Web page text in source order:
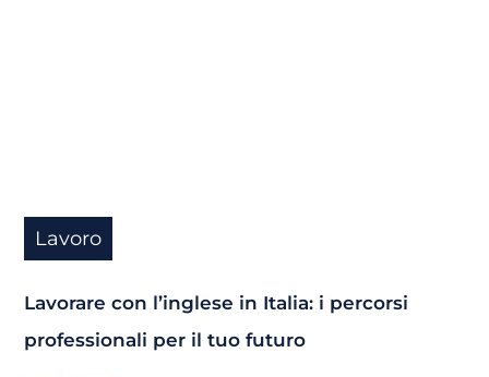
Lavoro
Lavorare con l’inglese in Italia: i percorsi
professionali per il tuo futuro